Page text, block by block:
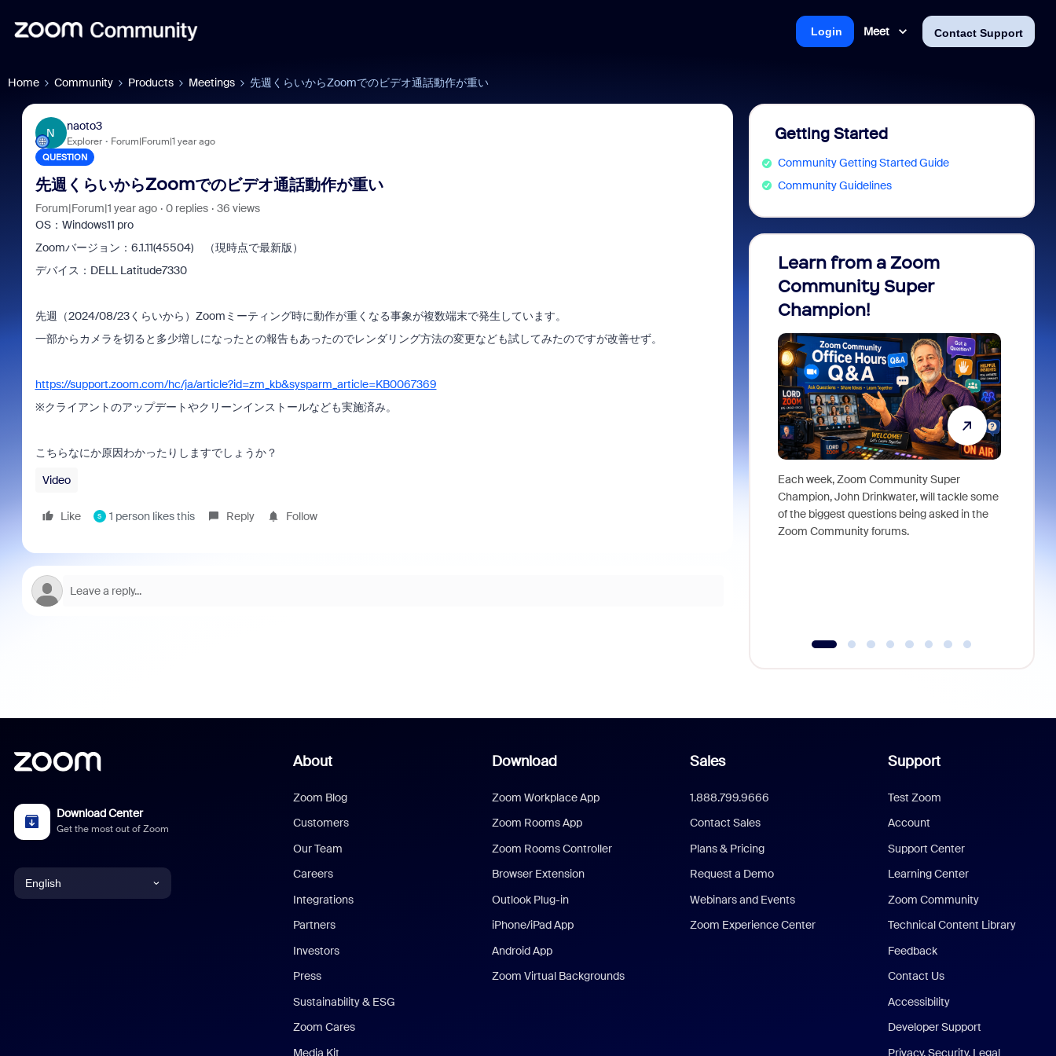
Meet Contact Support
Login
Home Community Products Meetings 先週くらいからZoomでのビデオ通話動作が重い
N
naoto3
Explorer Forum|Forum|1 year ago
QUESTION
先週くらいからZoomでのビデオ通話動作が重い
Forum|Forum|1 year ago 0 replies
36 views
OS：Windows11 pro
Zoomバージョン：6.1.11(45504) （現時点で最新版）
デバイス：DELL Latitude7330
先週（2024/08/23くらいから）Zoomミーティング時に動作が重くなる事象が複数端末で発生しています。
一部からカメラを切ると多少増しになったとの報告もあったのでレンダリング方法の変更なども試してみたのですが改善せず。
https://support.zoom.com/hc/ja/article?id=zm_kb&sysparm_article=KB0067369
※クライアントのアップデートやクリーンインストールなども実施済み。
こちらなにか原因わかったりしますでしょうか？
Video
Like S 1 person likes this Reply Follow
Getting Started
Community Getting Started Guide
Community Guidelines
Learn from a Zoom
Community Super
Champion!
Each week, Zoom Community Super
Champion, John Drinkwater, will tackle some
of the biggest questions being asked in the
Zoom Community forums.
Download Center
Get the most out of Zoom
English
About
Zoom Blog
Customers
Our Team
Careers
Integrations
Partners
Investors
Press
Sustainability & ESG
Zoom Cares
Media Kit
Download
Zoom Workplace App
Zoom Rooms App
Zoom Rooms Controller
Browser Extension
Outlook Plug-in
iPhone/iPad App
Android App
Zoom Virtual Backgrounds
Sales
1.888.799.9666
Contact Sales
Plans & Pricing
Request a Demo
Webinars and Events
Zoom Experience Center
Support
Test Zoom
Account
Support Center
Learning Center
Zoom Community
Technical Content Library
Feedback
Contact Us
Accessibility
Developer Support
Privacy, Security, Legal